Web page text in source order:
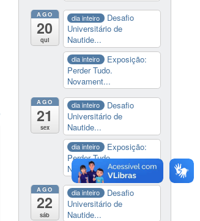
AGO
20
qui
dia inteiro
Desafio
Universitário de
Nautide...
dia inteiro
Exposição:
Perder Tudo.
Novament...
AGO
21
sex
dia inteiro
Desafio
Universitário de
Nautide...
dia inteiro
Exposição:
Perder Tudo.
Novament...
AGO
22
sáb
dia inteiro
Desafio
Universitário de
Nautide...